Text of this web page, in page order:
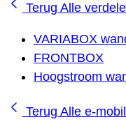
Terug Alle
VARIABOX
FRONTBOX
Hoogstroom
Terug Alle e-